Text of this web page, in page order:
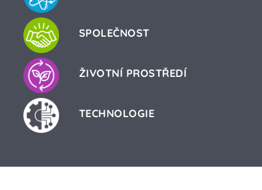
SPOLEČNOST
ŽIVOTNÍ PROSTŘEDÍ
TECHNOLOGIE